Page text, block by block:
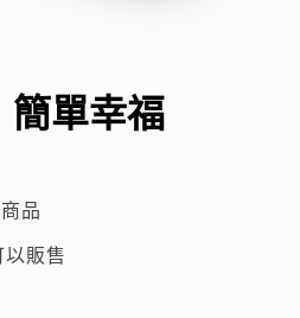
簡單幸福
品
販售